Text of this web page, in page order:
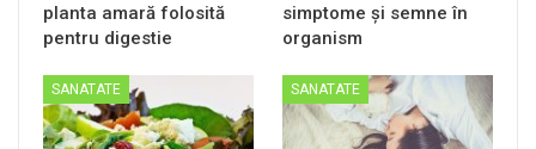
planta amară folosită
pentru digestie
simptome și semne în
organism
SANATATE SANATATE